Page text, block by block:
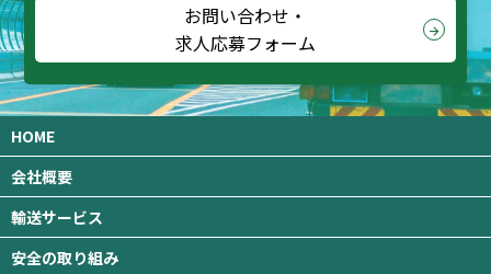
お問い合わせ・
求人応募フォーム
arrow_forward
HOME
会社概要
輸送サービス
安全の取り組み